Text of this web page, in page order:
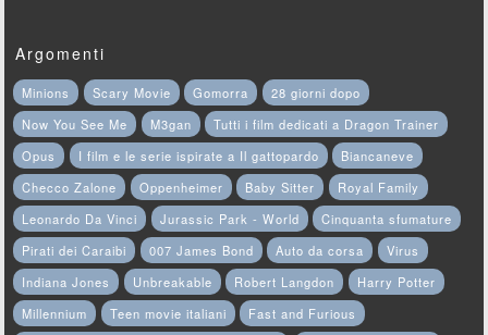
Argomenti
Minions Scary Movie Gomorra
28 giorni dopo
Now You See Me
M3gan
Tutti i film dedicati a Dragon Trainer
Opus
I film e le serie ispirate a Il gattopardo
Biancaneve
Checco Zalone
Oppenheimer Baby Sitter
Royal Family
Leonardo Da Vinci
Jurassic Park - World
Cinquanta sfumature
Pirati dei Caraibi
007 James Bond Auto da corsa
Virus
Indiana Jones
Unbreakable Robert Langdon
Harry Potter
Millennium
Teen movie italiani
Fast and Furious